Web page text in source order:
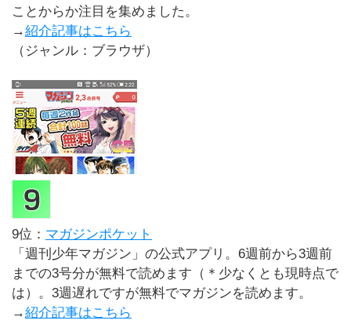
ことからか注目を集めました。
→紹介記事はこちら
（ジャンル：ブラウザ）
9位： マガジンポケット
「週刊少年マガジン」の公式アプリ。6週前から3週前
までの3号分が無料で読めます（＊少なくとも現時点で
は）。3週遅れですが無料でマガジンを読めます。
→紹介記事はこちら